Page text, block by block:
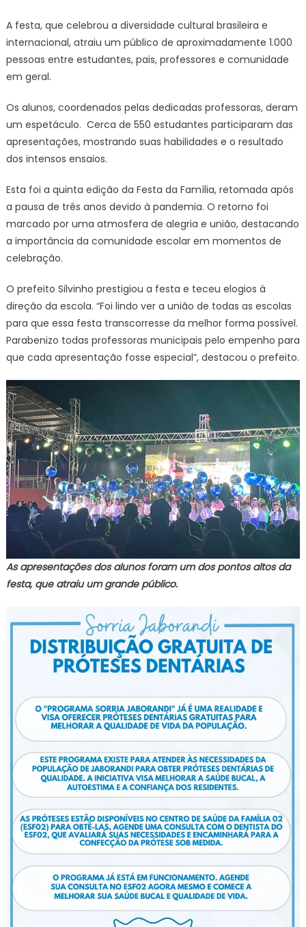
A festa, que celebrou a diversidade cultural brasileira e
internacional, atraiu um público de aproximadamente 1.000
pessoas entre estudantes, pais, professores e comunidade
em geral.
Os alunos, coordenados pelas dedicadas professoras, deram
um espetáculo. Cerca de 550 estudantes participaram das
apresentações, mostrando suas habilidades e o resultado
dos intensos ensaios.
Esta foi a quinta edição da Festa da Família, retomada após
a pausa de três anos devido à pandemia. O retorno foi
marcado por uma atmosfera de alegria e união, destacando
a importância da comunidade escolar em momentos de
celebração.
O prefeito Silvinho prestigiou a festa e teceu elogios à
direção da escola. “Foi lindo ver a união de todas as escolas
para que essa festa transcorresse da melhor forma possível.
Parabenizo todas professoras municipais pelo empenho para
que cada apresentação fosse especial”, destacou o prefeito.
As apresentações dos alunos foram um dos pontos altos da
festa, que atraiu um grande público.